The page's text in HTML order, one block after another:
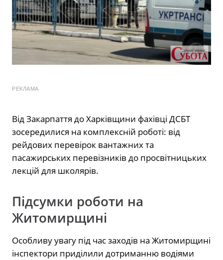
РЕКЛАМА
Від Закарпаття до Харківщини фахівці ДСБТ
зосередилися на комплексній роботі: від
рейдових перевірок вантажних та
пасажирських перевізників до просвітницьких
лекцій для школярів.
Підсумки роботи на
Житомирщині
Особливу увагу під час заходів на Житомирщині
інспектори приділили дотриманню водіями